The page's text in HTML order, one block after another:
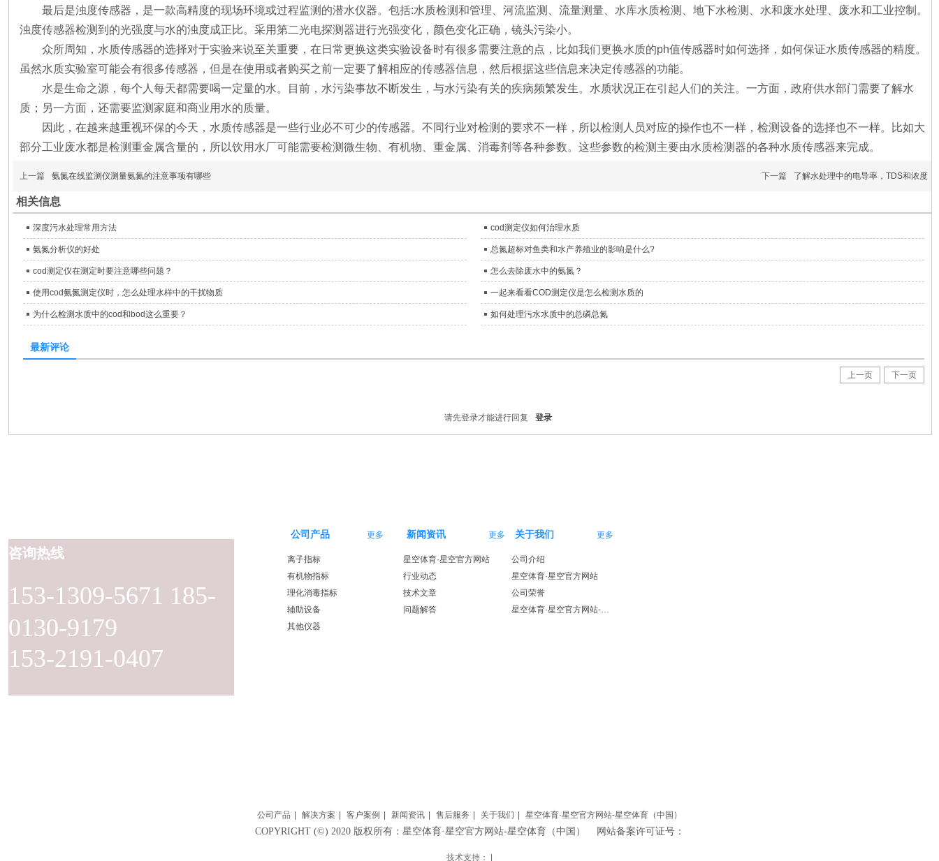
最后是浊度传感器，是一款高精度的现场环境或过程监测的潜水仪器。包括:水质检测和管理、河流监测、流量测量、水库水质检测、地下水检测、水和废水处理、废水和工业控制。
浊度传感器检测到的光强度与水的浊度成正比。采用第二光电探测器进行光强变化，颜色变化正确，镜头污染小。
众所周知，水质传感器的选择对于实验来说至关重要，在日常更换这类实验设备时有很多需要注意的点，比如我们更换水质的ph值传感器时如何选择，如何保证水质传感器的精度。
虽然水质实验室可能会有很多传感器，但是在使用或者购买之前一定要了解相应的传感器信息，然后根据这些信息来决定传感器的功能。
水是生命之源，每个人每天都需要喝一定量的水。目前，水污染事故不断发生，与水污染有关的疾病频繁发生。水质状况正在引起人们的关注。一方面，政府供水部门需要了解水
质；另一方面，还需要监测家庭和商业用水的质量。
因此，在越来越重视环保的今天，水质传感器是一些行业必不可少的传感器。不同行业对检测的要求不一样，所以检测人员对应的操作也不一样，检测设备的选择也不一样。比如大
部分工业废水都是检测重金属含量的，所以饮用水厂可能需要检测微生物、有机物、重金属、消毒剂等各种参数。这些参数的检测主要由水质检测器的各种水质传感器来完成。
上一篇 氨氮在线监测仪测量氨氮的注意事项有哪些 下一篇 了解水处理中的电导率，TDS和浓度
相关信息
深度污水处理常用方法 cod测定仪如何治理水质
氨氮分析仪的好处 总氮超标对鱼类和水产养殖业的影响是什么?
cod测定仪在测定时要注意哪些问题？ 怎么去除废水中的氨氮？
使用cod氨氮测定仪时，怎么处理水样中的干扰物质 一起来看看COD测定仪是怎么检测水质的
为什么检测水质中的cod和bod这么重要？ 如何处理污水水质中的总磷总氮
最新评论
上一页 下一页
请先登录才能进行回复 登录
153-1309-5671 185-
0130-9179
153-2191-0407
咨询热线
新闻资讯 更多
星空体育·星空官方网站
行业动态
技术文章
问题解答
公司产品 更多
离子指标
有机物指标
理化消毒指标
辅助设备
其他仪器
关于我们 更多
公司介绍
星空体育·星空官方网站
公司荣誉
星空体育·星空官方网站-星空体育（中国）
公司产品 解决方案 客户案例 新闻资讯 售后服务 关于我们 星空体育·星空官方网站-星空体育（中国）
COPYRIGHT (©) 2020 版权所有：星空体育·星空官方网站-星空体育（中国） 网站备案许可证号：
技术支持： |